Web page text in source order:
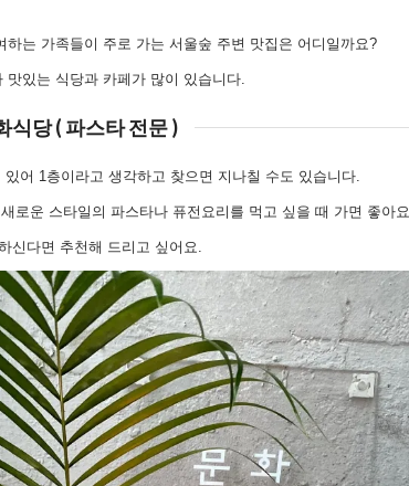
하는 가족들이 주로 가는 서울숲 주변 맛집은 어디일까요?
있는 식당과 카페가 많이 있습니다.
식당 ( 파스타 전문 )
어 1층이라고 생각하고 찾으면 지나칠 수도 있습니다.
로운 스타일의 파스타나 퓨전요리를 먹고 싶을 때 가면 좋아요.
신다면 추천해 드리고 싶어요.